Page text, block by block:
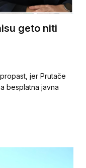
geto niti
jer Prutače
besplatna javna